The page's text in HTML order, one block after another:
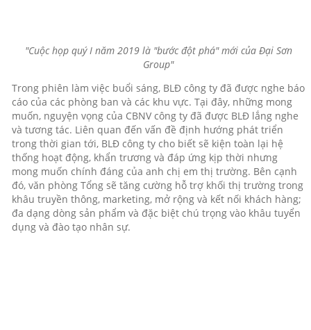
"Cuộc họp quý I năm 2019 là "bước đột phá" mới của Đại Sơn
Group"
Trong phiên làm việc buổi sáng, BLĐ công ty đã được nghe báo
cáo của các phòng ban và các khu vực. Tại đây, những mong
muốn, nguyện vọng của CBNV công ty đã được BLĐ lắng nghe
và tương tác. Liên quan đến vấn đề định hướng phát triển
trong thời gian tới, BLĐ công ty cho biết sẽ kiện toàn lại hệ
thống hoạt động, khẩn trương và đáp ứng kịp thời nhưng
mong muốn chính đáng của anh chị em thị trường. Bên cạnh
đó, văn phòng Tổng sẽ tăng cường hỗ trợ khối thị trường trong
khâu truyền thông, marketing, mở rộng và kết nối khách hàng;
đa dạng dòng sản phẩm và đặc biệt chú trọng vào khâu tuyển
dụng và đào tạo nhân sự.